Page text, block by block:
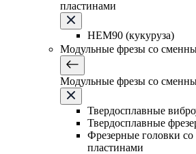
пластинами
HEM90 (кукуруза)
Модульные фрезы со
Модульные фрезы со
Твердосплавные
Твердосплавные
Фрезерные головки
пластинами